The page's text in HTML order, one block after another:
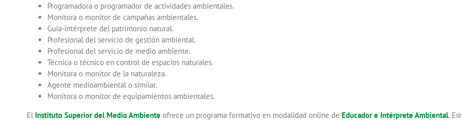
Programadora o programador de actividades ambientales.
Monitora o monitor de campañas ambientales.
Guía-intérprete del patrimonio natural.
Profesional del servicio de gestión ambiental.
Profesional del servicio de medio ambiente.
Técnica o técnico en control de espacios naturales.
Monitora o monitor de la naturaleza.
Agente medioambiental o similar.
Monitora o monitor de equipamientos ambientales.
El Instituto Superior del Medio Ambiente ofrece un programa formativo en modalidad online de Educador e Intérprete Ambiental.